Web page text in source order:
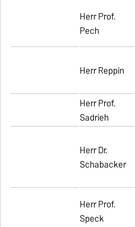
Herr Prof.
Pech
Herr Reppin
Herr Prof.
Sadrieh
Herr Dr.
Schabacker
Herr Prof.
Speck